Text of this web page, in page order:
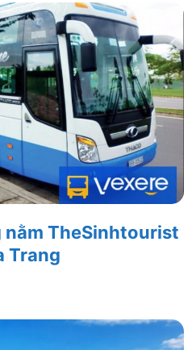
nằm TheSinhtourist
Trang